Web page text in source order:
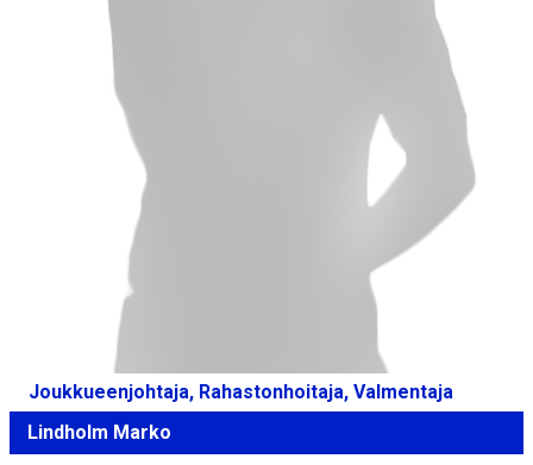
Joukkueenjohtaja, Rahastonhoitaja, Valmentaja
Lindholm Marko